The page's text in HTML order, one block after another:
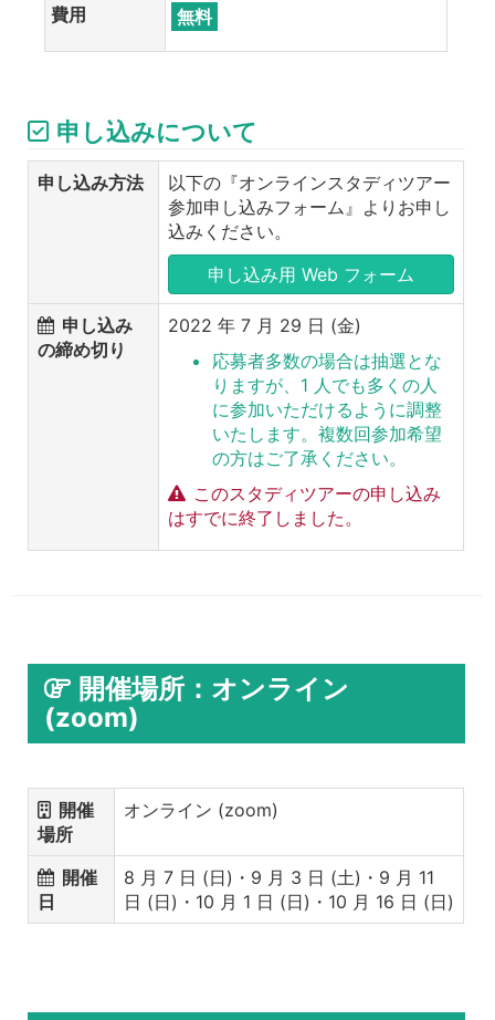
費用 無料
申し込みについて
申し込み方法
以下の『オンラインスタディツアー
参加申し込みフォーム』よりお申し
込みください。
申し込み用 Web フォーム
申し込み
の締め切り
2022 年 7 月 29 日 (金)
応募者多数の場合は抽選とな
りますが、1 人でも多くの人
に参加いただけるように調整
いたします。複数回参加希望
の方はご了承ください。
このスタディツアーの申し込み
はすでに終了しました。
開催場所：オンライン
(zoom)
開催
場所
オンライン (zoom)
開催
日
8 月 7 日 (日)・9 月 3 日 (土)・9 月 11
日 (日)・10 月 1 日 (日)・10 月 16 日 (日)